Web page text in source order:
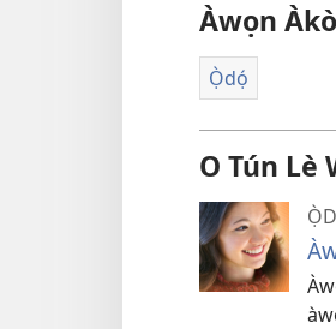
Àwọn
Ọ̀dọ́
O Tún Lè